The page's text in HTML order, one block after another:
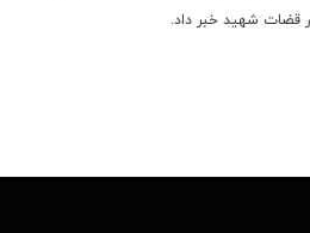
قضات شهید خبر داد.